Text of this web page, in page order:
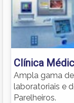
Clínica
Ampla gama
laboratoriais e
Parelheiros.